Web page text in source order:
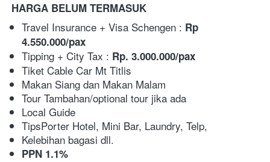
HARGA BELUM TERMASUK
Travel Insurance + Visa Schengen : Rp
4.550.000/pax
Tipping + City Tax : Rp. 3.000.000/pax
Tiket Cable Car Mt Titlis
Makan Siang dan Makan Malam
Tour Tambahan/optional tour jika ada
Local Guide
TipsPorter Hotel, Mini Bar, Laundry, Telp,
Kelebihan bagasi dll.
PPN 1.1%